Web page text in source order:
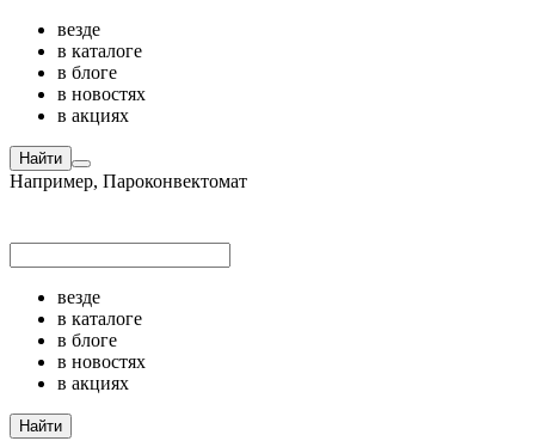
везде
в каталоге
в блоге
в новостях
в акциях
Найти
Например, Пароконвектомат
везде
в каталоге
в блоге
в новостях
в акциях
Найти